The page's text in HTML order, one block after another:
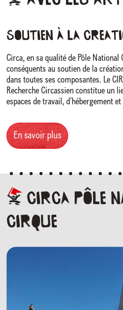
SOUTIEN à LA
Circa, en sa qualité de Pôle National
conséquents au soutien de la
dans toutes ses composantes. Le
Recherche Circassien constitue un
espaces de travail, d’hébergement
En savoir plus
Circa Pôle
cirque